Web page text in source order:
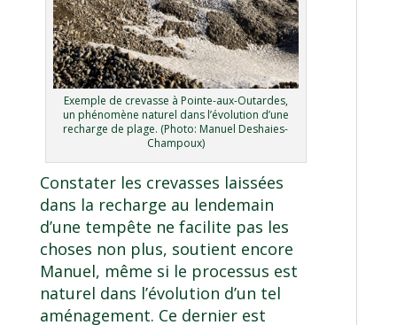
Exemple de crevasse à Pointe-aux-Outardes,
un phénomène naturel dans l’évolution d’une
recharge de plage. (Photo: Manuel Deshaies-
Champoux)
Constater les crevasses laissées
dans la recharge au lendemain
d’une tempête ne facilite pas les
choses non plus, soutient encore
Manuel, même si le processus est
naturel dans l’évolution d’un tel
aménagement. Ce dernier est